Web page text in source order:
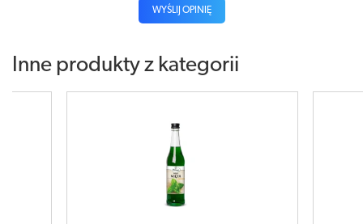
WYŚLIJ OPINIĘ
Inne produkty z kategorii